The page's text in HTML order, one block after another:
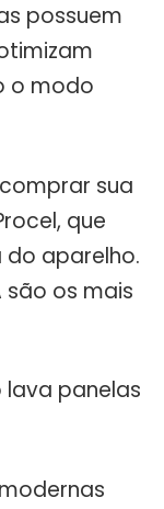
possuem
o modo
sua
que
aparelho.
os mais
panelas